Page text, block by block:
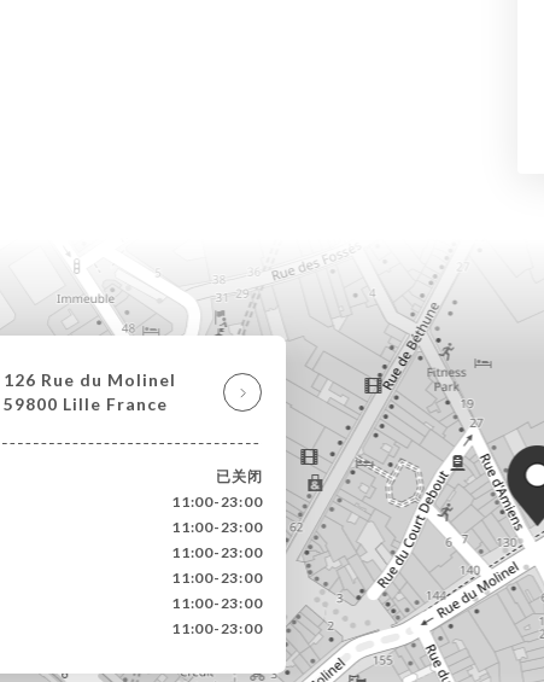
126 Rue du Molinel
59800 Lille France
已关闭
11:00-23:00
11:00-23:00
11:00-23:00
11:00-23:00
11:00-23:00
11:00-23:00